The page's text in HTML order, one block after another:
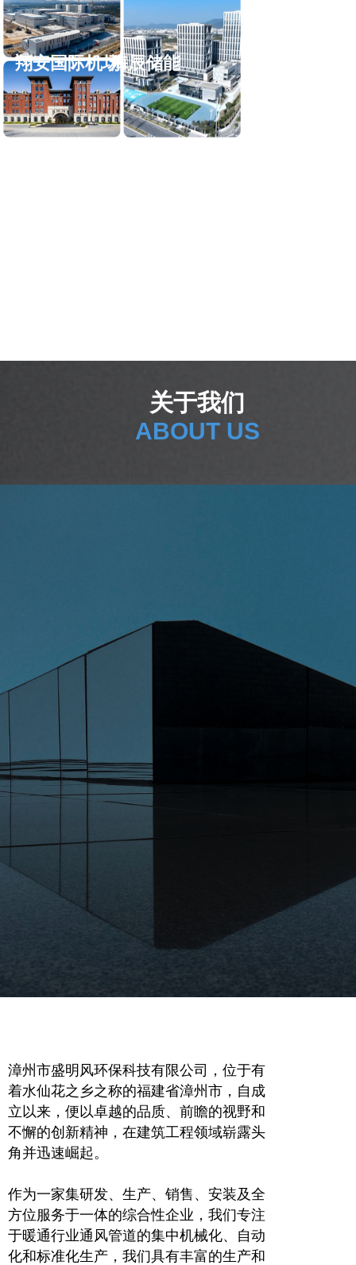
翔安国际机场海辰储能
漳州市盛明风环保科技有限公司，位于有
着水仙花之乡之称的福建省漳州市，自成
立以来，便以卓越的品质、前瞻的视野和
不懈的创新精神，在建筑工程领域崭露头
角并迅速崛起。
作为一家集研发、生产、销售、安装及全
方位服务于一体的综合性企业，我们专注
于暖通行业通风管道的集中机械化、自动
化和标准化生产，我们具有丰富的生产和
关于我们
ABOUT US